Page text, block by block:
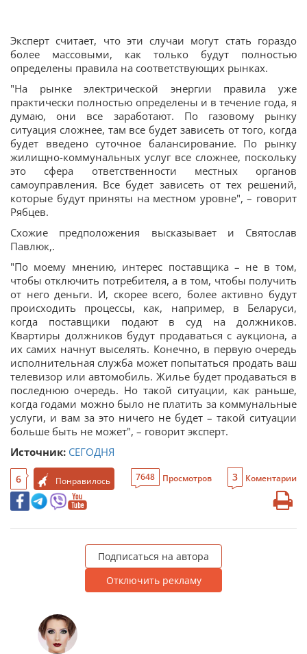
Эксперт считает, что эти случаи могут стать гораздо
более массовыми, как только будут полностью
определены правила на соответствующих рынках.
"На рынке электрической энергии правила уже
практически полностью определены и в течение года, я
думаю, они все заработают. По газовому рынку
ситуация сложнее, там все будет зависеть от того, когда
будет введено суточное балансирование. По рынку
жилищно-коммунальных услуг все сложнее, поскольку
это сфера ответственности местных органов
самоуправления. Все будет зависеть от тех решений,
которые будут приняты на местном уровне", – говорит
Рябцев.
Схожие предположения высказывает и Святослав
Павлюк,.
"По моему мнению, интерес поставщика – не в том,
чтобы отключить потребителя, а в том, чтобы получить
от него деньги. И, скорее всего, более активно будут
происходить процессы, как, например, в Беларуси,
когда поставщики подают в суд на должников.
Квартиры должников будут продаваться с аукциона, а
их самих начнут выселять. Конечно, в первую очередь
исполнительная служба может попытаться продать ваш
телевизор или автомобиль. Жилье будет продаваться в
последнюю очередь. Но такой ситуации, как раньше,
когда годами можно было не платить за коммунальные
услуги, и вам за это ничего не будет – такой ситуации
больше быть не может", – говорит эксперт.
Источник: СЕГОДНЯ
6 Понравилось 7648 Просмотров 3 Коментарии
Подписаться на автора
Отключить рекламу